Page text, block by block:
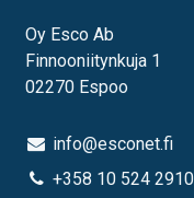
Oy Esco Ab
Finnooniitynkuja 1
02270 Espoo
info@esconet.fi
+358 10 524 2910